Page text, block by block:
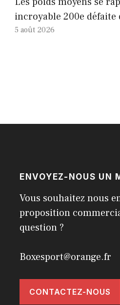
incroyable 200e
5 août 2026
ENVOYEZ-NOUS UN
Vous souhaitez nous
proposition
question ?
Boxesport@orange.fr
CONTACTEZ-NOUS